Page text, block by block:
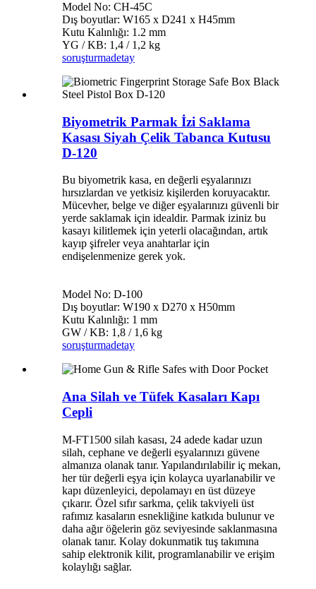
Model No: CH-45C
Dış boyutlar: W165 x D241 x H45mm
Kutu Kalınlığı: 1.2 mm
YG / KB: 1,4 / 1,2 kg
soruşturmadetay
Biyometrik Parmak İzi Saklama
Kasası Siyah Çelik Tabanca Kutusu
D-120
Bu biyometrik kasa, en değerli eşyalarınızı
hırsızlardan ve yetkisiz kişilerden koruyacaktır.
Mücevher, belge ve diğer eşyalarınızı güvenli bir
yerde saklamak için idealdir. Parmak iziniz bu
kasayı kilitlemek için yeterli olacağından, artık
kayıp şifreler veya anahtarlar için
endişelenmenize gerek yok.
Model No: D-100
Dış boyutlar: W190 x D270 x H50mm
Kutu Kalınlığı: 1 mm
GW / KB: 1,8 / 1,6 kg
soruşturmadetay
Ana Silah ve Tüfek Kasaları Kapı
Cepli
M-FT1500 silah kasası, 24 adede kadar uzun
silah, cephane ve değerli eşyalarınızı güvene
almanıza olanak tanır. Yapılandırılabilir iç mekan,
her tür değerli eşya için kolayca uyarlanabilir ve
kapı düzenleyici, depolamayı en üst düzeye
çıkarır. Özel sıfır sarkma, çelik takviyeli üst
rafımız kasaların esnekliğine katkıda bulunur ve
daha ağır öğelerin göz seviyesinde saklanmasına
olanak tanır. Kolay dokunmatik tuş takımına
sahip elektronik kilit, programlanabilir ve erişim
kolaylığı sağlar.